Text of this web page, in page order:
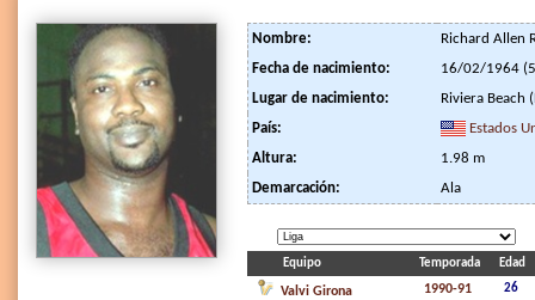
Nombre:
Richard Allen
Fecha de nacimiento:
16/02/1964
Lugar de nacimiento:
Riviera Beach
País:
Estados
Altura:
1.98 m
Demarcación:
Ala
Equipo Temporada Edad
Valvi Girona 1990-91 26